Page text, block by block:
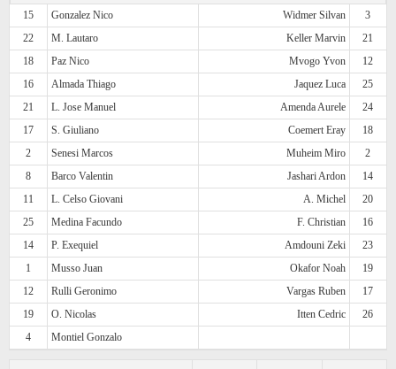
15 Gonzalez Nico Widmer Silvan
3
22
M. Lautaro Keller Marvin
21
18
Paz Nico Mvogo Yvon
12
16
Almada Thiago Jaquez Luca
25
21
L. Jose Manuel Amenda Aurele
24
17
S. Giuliano Coemert Eray
18
2
Senesi Marcos Muheim Miro
2
8
Barco Valentin Jashari Ardon
14
11
L. Celso Giovani A. Michel
20
25
Medina Facundo F. Christian
16
14
P. Exequiel Amdouni Zeki
23
1
Musso Juan Okafor Noah
19
12
Rulli Geronimo Vargas Ruben
17
19
O. Nicolas Itten Cedric
26
4
Montiel Gonzalo